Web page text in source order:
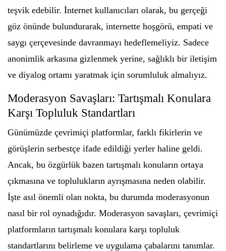
teşvik edebilir. İnternet kullanıcıları olarak, bu gerçeği
göz önünde bulundurarak, internette hoşgörü, empati ve
saygı çerçevesinde davranmayı hedeflemeliyiz. Sadece
anonimlik arkasına gizlenmek yerine, sağlıklı bir iletişim
ve diyalog ortamı yaratmak için sorumluluk almalıyız.
Moderasyon Savaşları: Tartışmalı Konulara
Karşı Topluluk Standartları
Günümüzde çevrimiçi platformlar, farklı fikirlerin ve
görüşlerin serbestçe ifade edildiği yerler haline geldi.
Ancak, bu özgürlük bazen tartışmalı konuların ortaya
çıkmasına ve toplulukların ayrışmasına neden olabilir.
İşte asıl önemli olan nokta, bu durumda moderasyonun
nasıl bir rol oynadığıdır. Moderasyon savaşları, çevrimiçi
platformların tartışmalı konulara karşı topluluk
standartlarını belirleme ve uygulama çabalarını tanımlar.